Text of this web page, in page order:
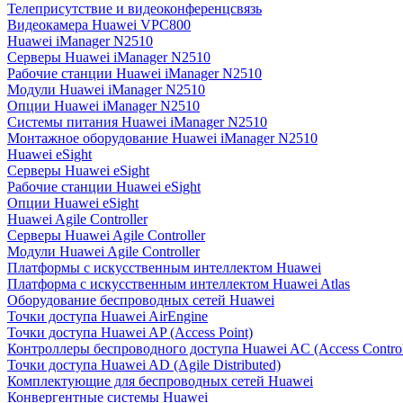
Телеприсутствие и видеоконференцсвязь
Видеокамера Huawei VPC800
Huawei iManager N2510
Серверы Huawei iManager N2510
Рабочие станции Huawei iManager N2510
Модули Huawei iManager N2510
Опции Huawei iManager N2510
Системы питания Huawei iManager N2510
Монтажное оборудование Huawei iManager N2510
Huawei eSight
Серверы Huawei eSight
Рабочие станции Huawei eSight
Опции Huawei eSight
Huawei Agile Controller
Серверы Huawei Agile Controller
Модули Huawei Agile Controller
Платформы с искусственным интеллектом Huawei
Платформа с искусственным интеллектом Huawei Atlas
Оборудование беспроводных сетей Huawei
Точки доступа Huawei AirEngine
Точки доступа Huawei AP (Access Point)
Контроллеры беспроводного доступа Huawei AC (Access
Точки доступа Huawei AD (Agile Distributed)
Комплектующие для беспроводных сетей Huawei
Конвергентные системы Huawei